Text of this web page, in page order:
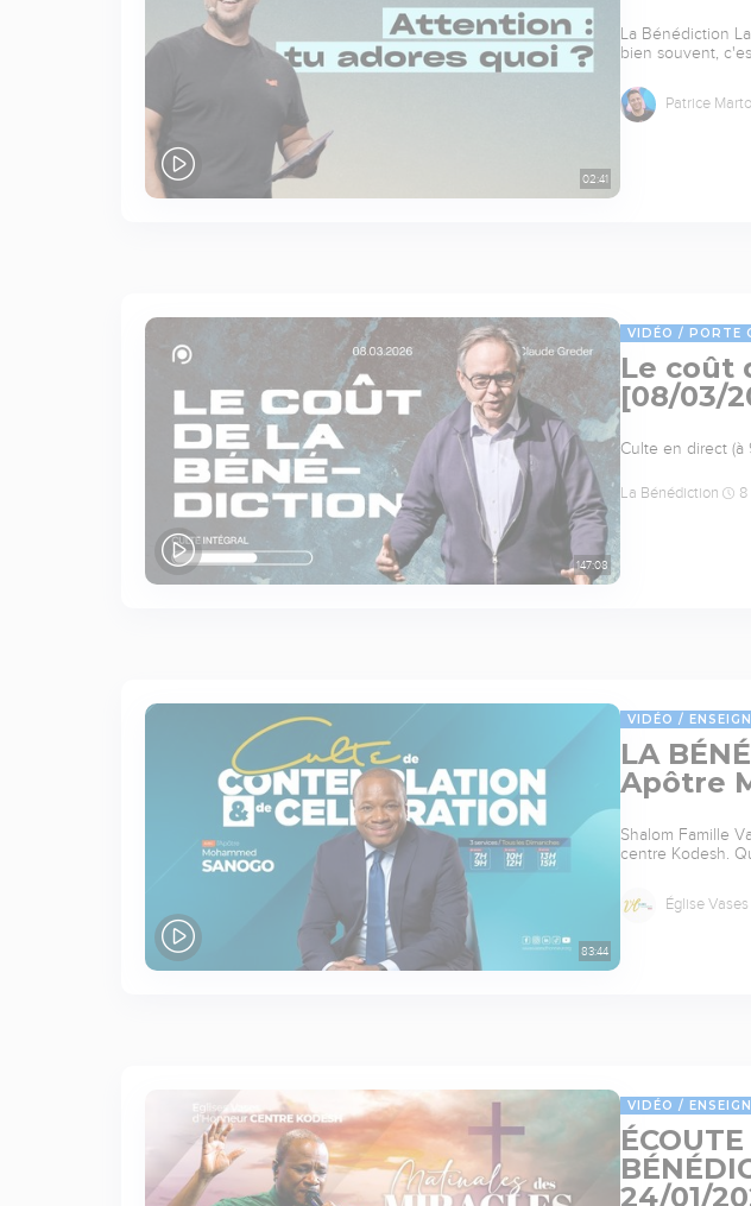
02:41
La Bénédiction
bien souvent,
Patrice
147:08
VIDÉO PORTE
Le coût
[08/03/
Culte en direct (à
La Bénédiction 8
83:44
VIDÉO
LA
Apôtre
Shalom Famille
centre Kodesh.
Église
VIDÉO
24/01/